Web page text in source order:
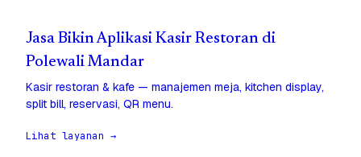
Jasa Bikin Aplikasi Kasir Restoran di
Polewali Mandar
Kasir restoran & kafe — manajemen meja, kitchen display,
split bill, reservasi, QR menu.
Lihat layanan →